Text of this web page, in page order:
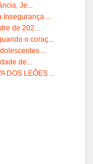
Je...
Insegurança ...
de 202...
o coraç...
...
de...
DOS LEÕES ...